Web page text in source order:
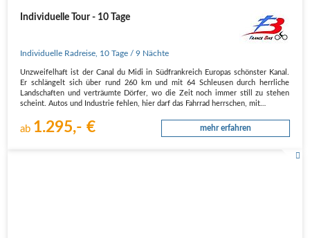
Individuelle Tour - 10 Tage
Individuelle Radreise 10 Tage / 9 Nächte
Unzweifelhaft ist der Canal du Midi in Südfrankreich Europas schönster Kanal.
Er schlängelt sich über rund 260 km und mit 64 Schleusen durch herrliche
Landschaften und verträumte Dörfer, wo die Zeit noch immer still zu stehen
scheint. Autos und Industrie fehlen, hier darf das Fahrrad herrschen, mit…
ab 1.295,- € mehr erfahren